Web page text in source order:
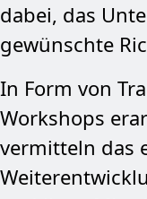
dabei, das
gewünschte
In Form von
Workshops
vermitteln das